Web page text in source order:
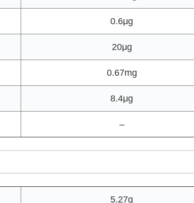
0.6μg
20μg
0.67mg
8.4μg
–
5.27g